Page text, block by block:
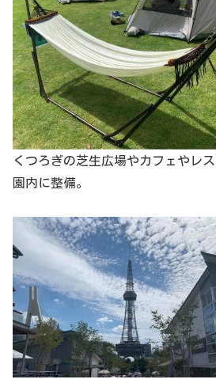
くつろぎの芝生広場やカフェやレ
園内に整備。